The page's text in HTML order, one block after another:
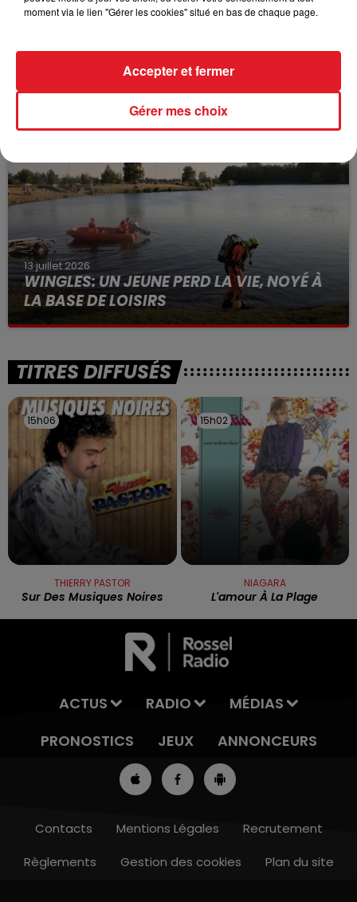
7h00 - 10h00
BÉTHUNE: ENQUÊTE POUR HOMICIDE
VOLONTAIRE EN COURS, APRÈS LA...
Selon les premiers éléments, le logement servait
13 juillet 2026
WINGLES: UN JEUNE PERD LA VIE, NOYÉ À
LA BASE DE LOISIRS
La victime a coulé à pic
TITRES DIFFUSÉS
15h06
15h06
THIERRY PASTOR
Sur Des Musiques Noires
15h02
15h02
NIAGARA
L'amour À La Plage
ACTUS RADIO
MÉDIAS
PRONOSTICS
JEUX ANNONCEURS
Contacts Mentions Légales
Recrutement
Règlements
Gestion des cookies Plan du site
moment via le lien "Gérer les cookies" situé en bas de chaque page.
Gérer mes choix
Accepter et fermer